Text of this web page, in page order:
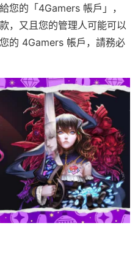
您的「4Gamers 帳戶」，
，又且您的管理人可能可以
的 4Gamers 帳戶，請務必